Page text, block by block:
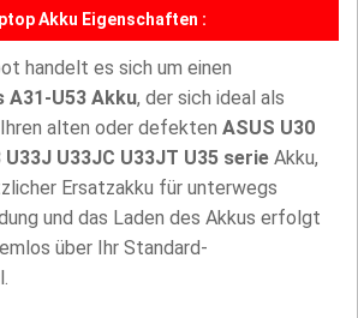
Akku Eigenschaften :
handelt es sich um einen
A31-U53 Akku, der sich ideal als
alten oder defekten ASUS U30
U33J U33JC U33JT U35 serie Akku,
Ersatzakku für unterwegs
und das Laden des Akkus erfolgt
über Ihr Standard-